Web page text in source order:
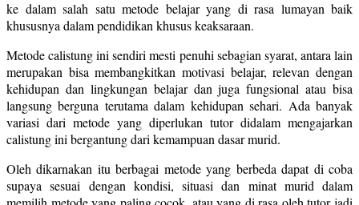
ke dalam salah satu metode belajar yang di rasa lumayan baik
khususnya dalam pendidikan khusus keaksaraan.
Metode calistung ini sendiri mesti penuhi sebagian syarat, antara lain
merupakan bisa membangkitkan motivasi belajar, relevan dengan
kehidupan dan lingkungan belajar dan juga fungsional atau bisa
langsung berguna terutama dalam kehidupan sehari. Ada banyak
variasi dari metode yang diperlukan tutor didalam mengajarkan
calistung ini bergantung dari kemampuan dasar murid.
Oleh dikarnakan itu berbagai metode yang berbeda dapat di coba
supaya sesuai dengan kondisi, situasi dan minat murid dalam